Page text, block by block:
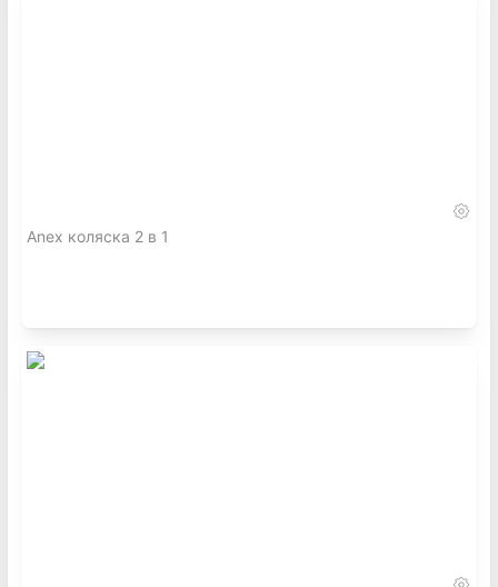
Anex коляска 2 в 1